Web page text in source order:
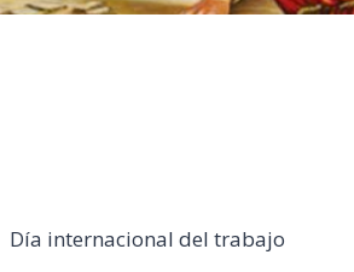
Día internacional del trabajo